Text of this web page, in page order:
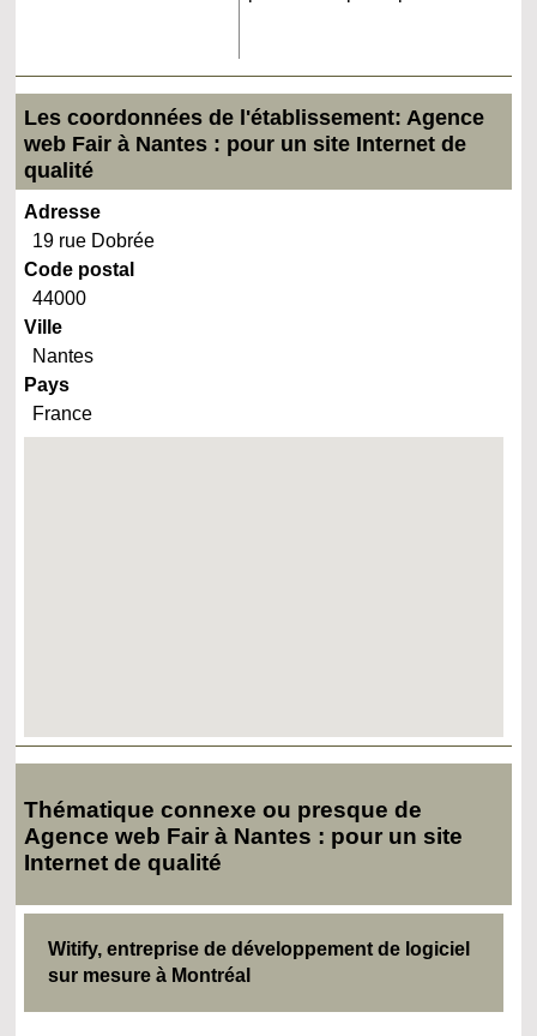
Les coordonnées de l'établissement: Agence
web Fair à Nantes : pour un site Internet de
qualité
Adresse
19 rue Dobrée
Code postal
44000
Ville
Nantes
Pays
France
Thématique connexe ou presque de
Agence web Fair à Nantes : pour un site
Internet de qualité
Witify, entreprise de développement de logiciel
sur mesure à Montréal